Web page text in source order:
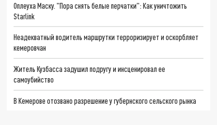
Оплеуха Маску. "Пора снять белые перчатки": Как уничтожить
Starlink
Неадекватный водитель маршрутки терроризирует и оскорбляет
кемеровчан
Житель Кузбасса задушил подругу и инсценировал ее
самоубийство
В Кемерове отозвано разрешение у губернского сельского рынка